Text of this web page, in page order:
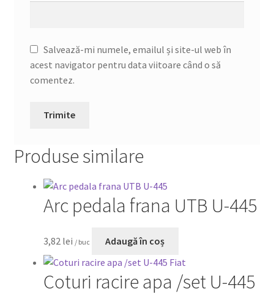
Salvează-mi numele, emailul și site-ul web în
acest navigator pentru data viitoare când o să
comentez.
Produse similare
Arc pedala frana UTB U-445
3,82 lei / buc Adaugă în coș
Coturi racire apa /set U-445